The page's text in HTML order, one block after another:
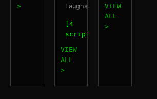
>
Laughs)
[4
scripts]
VIEW
ALL
>
VIEW
ALL
>